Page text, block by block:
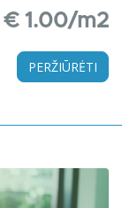
€ 1.00/m2
PERŽIŪRĖTI